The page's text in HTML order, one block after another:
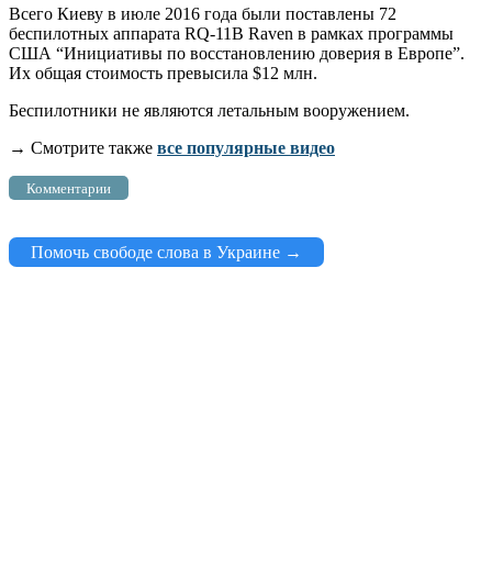
Всего Киеву в июле 2016 года были поставлены 72
беспилотных аппарата RQ-11B Raven в рамках программы
США “Инициативы по восстановлению доверия в Европе”.
Их общая стоимость превысила $12 млн.
Беспилотники не являются летальным вооружением.
→ Смотрите также все популярные видео
Комментарии
Помочь свободе слова в Украине →